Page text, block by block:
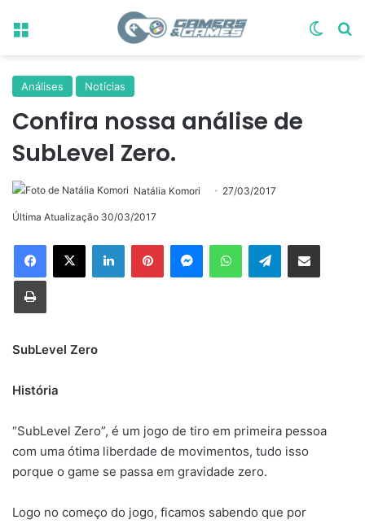
Menu
Análises Notícias
Confira nossa análise de
SubLevel Zero.
Natália Komori 27/03/2017
Última Atualização 30/03/2017
LinkedinPinterestMessengerWhatsAppTelegramCompartilhar via e-mail
Imprimir
SubLevel Zero
História
“SubLevel Zero”, é um jogo de tiro em primeira pessoa
com uma ótima liberdade de movimentos, tudo isso
porque o game se passa em gravidade zero.
Logo no começo do jogo, ficamos sabendo que por